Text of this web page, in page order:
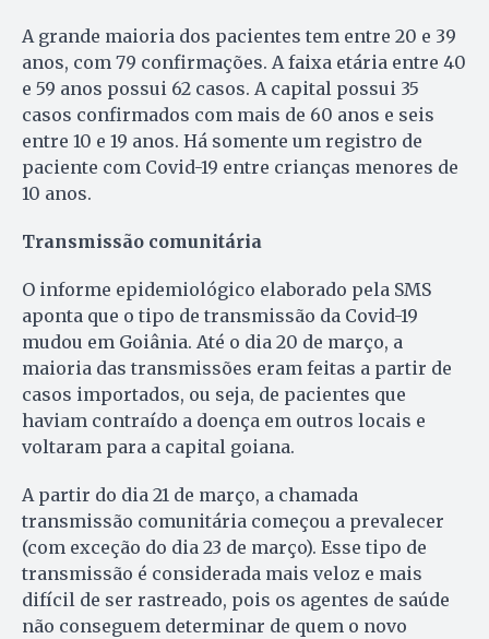
A grande maioria dos pacientes tem entre 20 e 39
anos, com 79 confirmações. A faixa etária entre 40
e 59 anos possui 62 casos. A capital possui 35
casos confirmados com mais de 60 anos e seis
entre 10 e 19 anos. Há somente um registro de
paciente com Covid-19 entre crianças menores de
10 anos.
Transmissão comunitária
O informe epidemiológico elaborado pela SMS
aponta que o tipo de transmissão da Covid-19
mudou em Goiânia. Até o dia 20 de março, a
maioria das transmissões eram feitas a partir de
casos importados, ou seja, de pacientes que
haviam contraído a doença em outros locais e
voltaram para a capital goiana.
A partir do dia 21 de março, a chamada
transmissão comunitária começou a prevalecer
(com exceção do dia 23 de março). Esse tipo de
transmissão é considerada mais veloz e mais
difícil de ser rastreado, pois os agentes de saúde
não conseguem determinar de quem o novo